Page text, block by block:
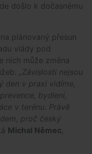
došlo k dočasnému
plánovaný přesun
vlády pod
nich může změna
„Závislosti nejsou
den v praxi vidíme,
bydlení,
v terénu. Právě
proč český
Michal Němec,